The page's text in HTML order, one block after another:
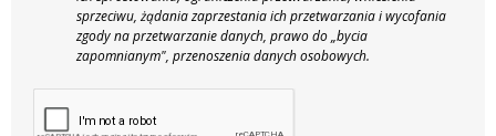
sprzeciwu, żądania zaprzestania ich przetwarzania i wycofania
zgody na przetwarzanie danych, prawo do „bycia
zapomnianym", przenoszenia danych osobowych.